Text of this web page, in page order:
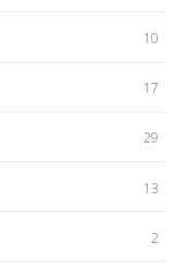
10
17
29
13
2